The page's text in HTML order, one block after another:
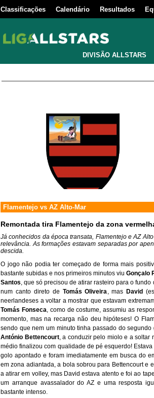
Classificações Calendário Resultados
DIVISÃO ALLSTARS
Flamentejo vs AZ Alto-Mar
Remontada tira Flamentejo da zona
Já conhecidos da época transata, Flamentejo e AZ
relevância. As formações estavam separadas por
descida.
O jogo não podia ter começado de forma mais
bastante subidas e nos primeiros minutos viu Gonçalo
Santos, que só precisou de atirar rasteiro para o
num canto direto de Tomás Oliveira, mas David
neerlandeses a voltar a mostrar que estavam
Tomás Fonseca, como de costume, assumiu as
momento, mas na recarga não deu hipóteses! O
sendo que nem um minuto tinha passado do
António Bettencourt, a conduzir pelo miolo e a soltar
médio finalizou com qualidade de pé esquerdo!
golo apontado e foram imediatamente em busca do
em zona adiantada, a bola sobrou para Bettencourt e
a atirar em volley, mas David estava atento e foi ao
um arranque avassalador do AZ e uma resposta
bastante intenso.